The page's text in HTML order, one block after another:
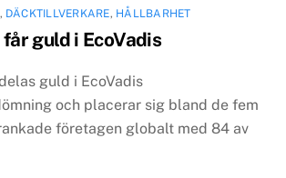
, DÄCKTILLVERKARE, HÅLLBARHET
guld i EcoVadis
guld i EcoVadis
och placerar sig bland de fem
företagen globalt med 84 av